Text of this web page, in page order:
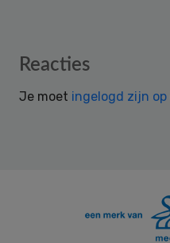
Reader
Reacties
Je moet ingelogd zijn op